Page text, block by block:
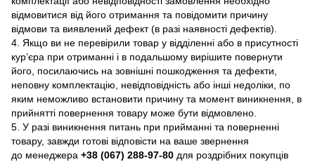
відмовитися від його отримання та повідомити причину
відмови та виявлений дефект (в разі наявності дефектів).
4. Якщо ви не перевірили товар у відділенні або в присутності
кур’єра при отриманні і в подальшому вирішите повернути
його, посилаючись на зовнішні пошкодження та дефекти,
неповну комплектацію, невідповідність або інші недоліки, по
яким неможливо встановити причину та момент виникнення, в
прийнятті повернення товару може бути відмовлено.
5. У разі виникнення питань при прийманні та поверненні
товару, завжди готові відповісти на ваше звернення
до менеджера +38 (067) 288-97-80 для роздрібних покупців